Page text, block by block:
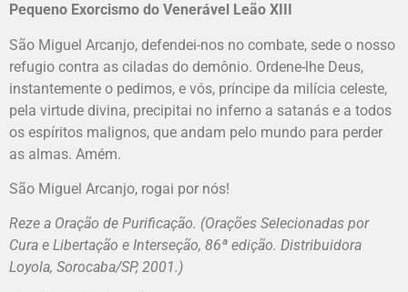
Pequeno Exorcismo do Venerável Leão XIII
São Miguel Arcanjo, defendei-nos no combate, sede o nosso
refugio contra as ciladas do demônio. Ordene-lhe Deus,
instantemente o pedimos, e vós, príncipe da milícia celeste,
pela virtude divina, precipitai no inferno a satanás e a todos
os espíritos malignos, que andam pelo mundo para perder
as almas. Amém.
São Miguel Arcanjo, rogai por nós!
Reze a Oração de Purificação. (Orações Selecionadas por
Cura e Libertação e Interseção, 86ª edição. Distribuidora
Loyola, Sorocaba/SP, 2001.)